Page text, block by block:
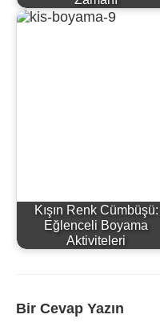
Kışın Renk Cümbüşü:
Eğlenceli Boyama
Aktiviteleri
Bir Cevap Yazın